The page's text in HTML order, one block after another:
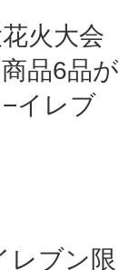
火大会
品6品が
イレブ
レブン限